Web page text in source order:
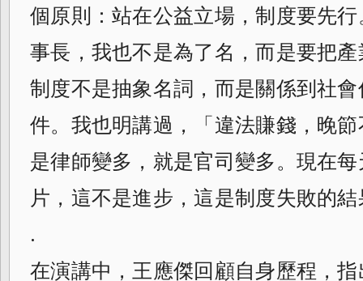
個原則：站在公益立場，制度要先
事長，我也不是為了名，而是要把
制度不是抽象名詞，而是關係到社
件。我也明講過，「違法賺錢，晚
是律師變多，就是官司變多。現在
片，這不是進步，這是制度失敗的
.
在演講中，王應傑回顧自身歷程，